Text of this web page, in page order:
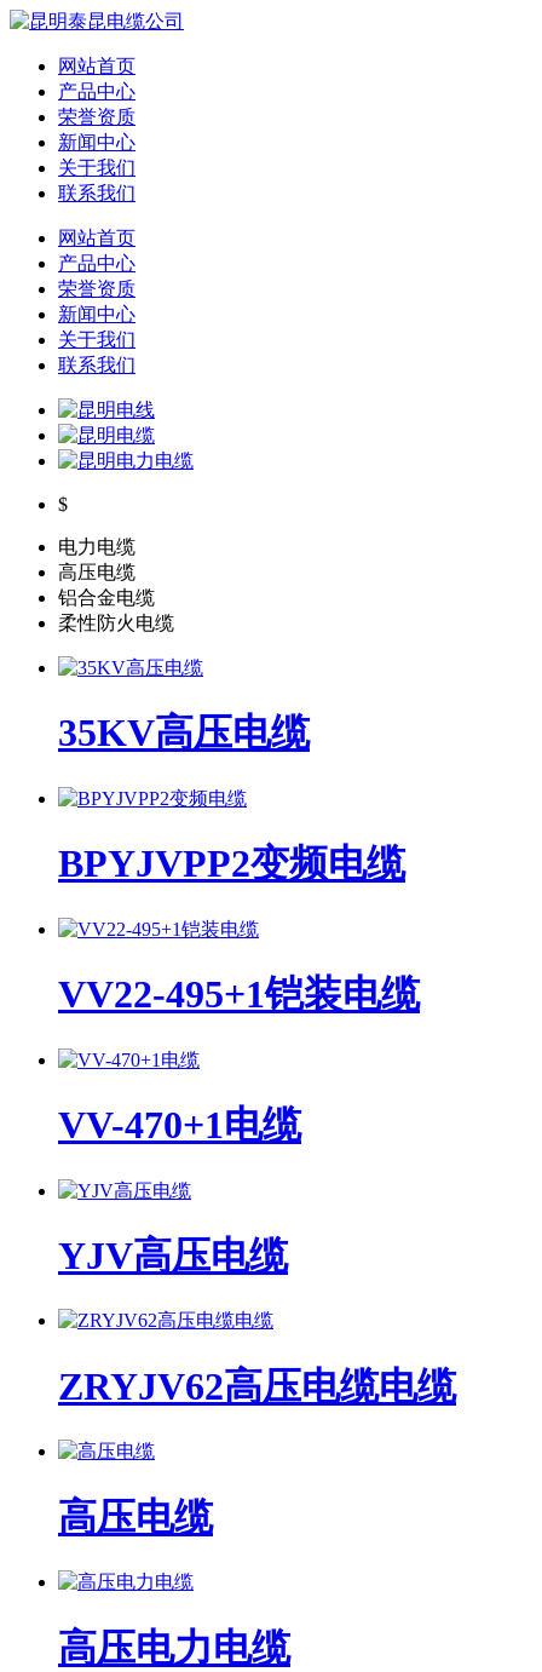
网站首页
产品中心
荣誉资质
新闻中心
关于我们
联系我们
网站首页
产品中心
荣誉资质
新闻中心
关于我们
联系我们
$
电力电缆
高压电缆
铝合金电缆
柔性防火电缆
35KV高压电缆
BPYJVPP2变频电缆
VV22-495+1铠装电缆
VV-470+1电缆
YJV高压电缆
ZRYJV62高压电缆电缆
高压电缆
高压电力电缆